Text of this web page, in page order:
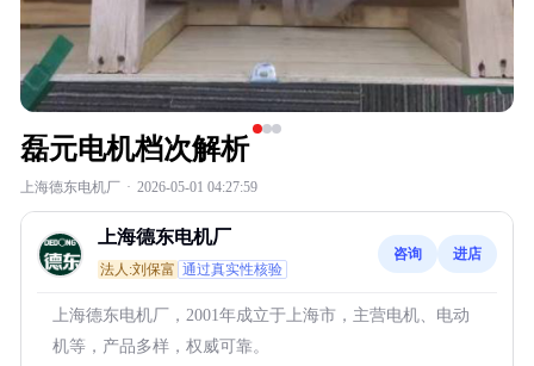
磊元电机档次解析
上海德东电机厂 · 2026-05-01 04:27:59
上海德东电机厂
法人:刘保富 通过真实性核验
咨询 进店
上海德东电机厂，2001年成立于上海市，主营电机、电动
机等，产品多样，权威可靠。